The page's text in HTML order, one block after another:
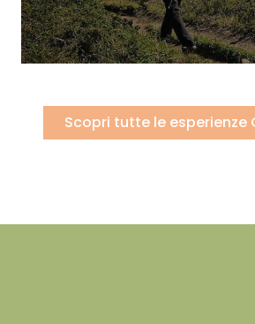
Scopri tutte le esperienze